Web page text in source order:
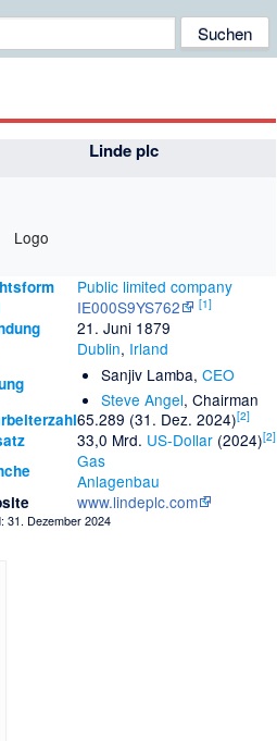
Linde plc
Logo
Public limited company
IE000S9YS762 [1]
21. Juni 1879
Dublin, Irland
Sanjiv Lamba,CEO
Steve Angel,Chairman
65.289 (31. Dez. 2024)[2]
33,0 Mrd. US-Dollar (2024)[2]
Gas
Anlagenbau
www.lindeplc.com
31. Dezember 2024